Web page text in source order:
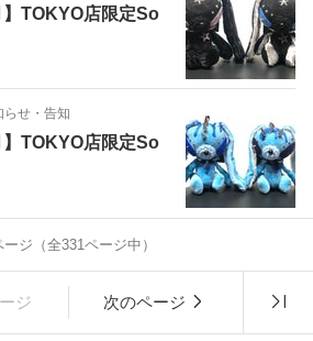
TOKYO店限定So
らせ・告知
TOKYO店限定So
ージ（全331ページ中）
ジ 次のページ